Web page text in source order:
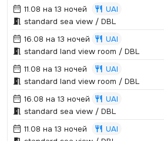
11.08 на 13 ночей
UAI
standard sea view / DBL
16.08 на 13 ночей
UAI
standard land view room / DBL
11.08 на 13 ночей
UAI
standard land view room / DBL
16.08 на 13 ночей
UAI
standard sea view / DBL
11.08 на 13 ночей
UAI